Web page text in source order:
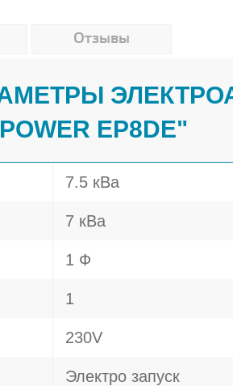
Отзывы
EP8DE"
7.5 кВа
7 кВа
1 Ф
1
230V
Электро запуск